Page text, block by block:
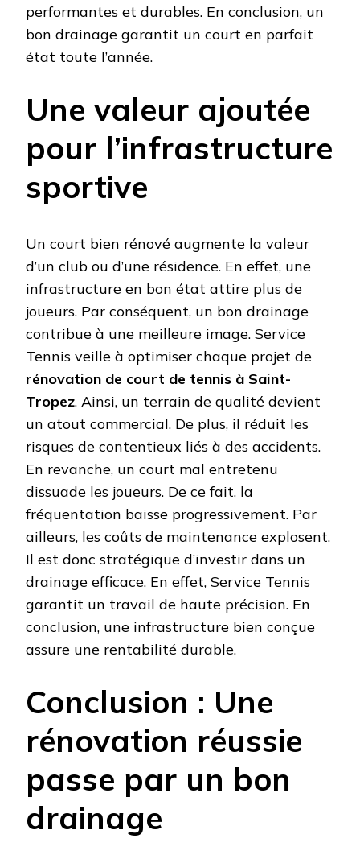
performantes et durables. En conclusion, un
bon drainage garantit un court en parfait
état toute l’année.
Une valeur ajoutée
pour l’infrastructure
sportive
Un court bien rénové augmente la valeur
d’un club ou d’une résidence. En effet, une
infrastructure en bon état attire plus de
joueurs. Par conséquent, un bon drainage
contribue à une meilleure image. Service
Tennis veille à optimiser chaque projet de
rénovation de court de tennis à Saint-
Tropez. Ainsi, un terrain de qualité devient
un atout commercial. De plus, il réduit les
risques de contentieux liés à des accidents.
En revanche, un court mal entretenu
dissuade les joueurs. De ce fait, la
fréquentation baisse progressivement. Par
ailleurs, les coûts de maintenance explosent.
Il est donc stratégique d’investir dans un
drainage efficace. En effet, Service Tennis
garantit un travail de haute précision. En
conclusion, une infrastructure bien conçue
assure une rentabilité durable.
Conclusion : Une
rénovation réussie
passe par un bon
drainage